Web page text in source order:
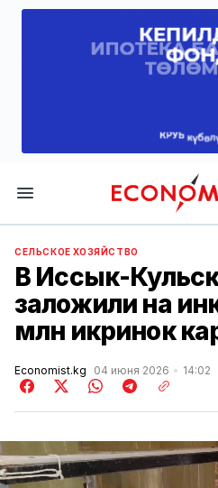
Economist.kg
СЕЛЬСКОЕ ХОЗЯЙСТВО
В Иссык-
заложили на
млн икринок
Economist.kg 04 июня 2026 14:02